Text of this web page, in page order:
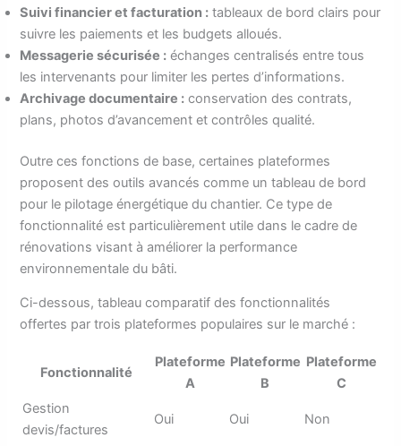
Suivi financier et facturation : tableaux de bord clairs pour
suivre les paiements et les budgets alloués.
Messagerie sécurisée : échanges centralisés entre tous
les intervenants pour limiter les pertes d’informations.
Archivage documentaire : conservation des contrats,
plans, photos d’avancement et contrôles qualité.
Outre ces fonctions de base, certaines plateformes
proposent des outils avancés comme un tableau de bord
pour le pilotage énergétique du chantier. Ce type de
fonctionnalité est particulièrement utile dans le cadre de
rénovations visant à améliorer la performance
environnementale du bâti.
Ci-dessous, tableau comparatif des fonctionnalités
offertes par trois plateformes populaires sur le marché :
Fonctionnalité
Plateforme
A
Plateforme
B
Plateforme
C
Gestion
devis/factures
Oui Oui Non